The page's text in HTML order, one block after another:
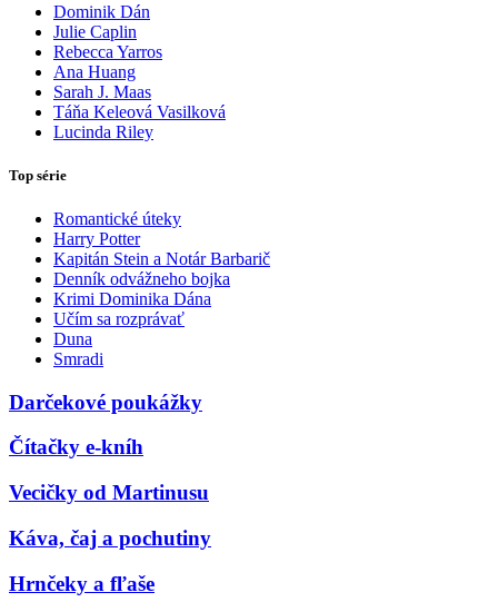
Dominik Dán
Julie Caplin
Rebecca Yarros
Ana Huang
Sarah J. Maas
Táňa Keleová Vasilková
Lucinda Riley
Top série
Romantické úteky
Harry Potter
Kapitán Stein a Notár Barbarič
Denník odvážneho bojka
Krimi Dominika Dána
Učím sa rozprávať
Duna
Smradi
Darčekové poukážky
Čítačky e-kníh
Vecičky od Martinusu
Káva, čaj a pochutiny
Hrnčeky a fľaše